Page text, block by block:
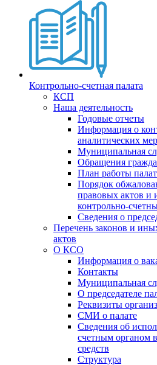
Контрольно-счетная палата
КСП
Наша деятельность
Годовые отчеты
Информация о
аналитических
Муниципальная
Обращения
План работы
Порядок
правовых актов
контрольно-
Сведения о
Перечень законов и
актов
О КСО
Информация о
Контакты
Муниципальная
О председателе
Реквизиты
СМИ о палате
Сведения об
счетным органом
средств
Структура